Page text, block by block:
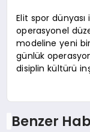
Elit spor
operasyonel
modeline yeni
günlük
disiplin kültürü
Benzer